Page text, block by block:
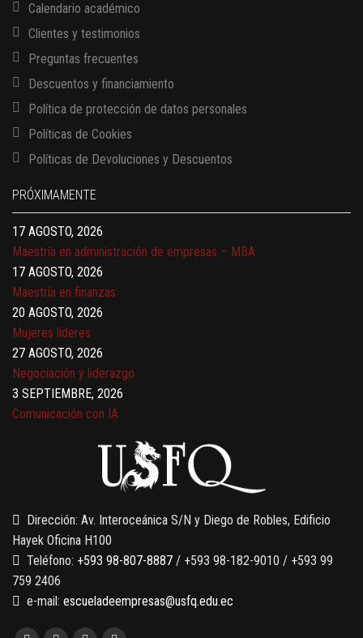
Calendario académico
Clientes y testimonios
Preguntas frecuentes
Descuentos y financiamiento
Política de protección de datos personales
Políticas de Cookies
Políticas de Devoluciones y Descuentos
PRÓXIMAMENTE
13 AGOSTO, 2026
17 AGOSTO, 2026
Gerencia de empresas familiares
17 AGOSTO, 2026
Maestría en administración de empresas – MBA
17 AGOSTO, 2026
Maestría en finanzas
20 AGOSTO, 2026
Mujeres líderes
27 AGOSTO, 2026
Negociación y liderazgo
3 SEPTIEMBRE, 2026
Comunicación con IA
Gobernanza de datos
13 AGOSTO, 2026
Finanzas para no financieros
Dirección: Av. Interoceánica S/N y Diego de Robles, Edificio
Hayek Oficina H100
Teléfono: +593 98-807-8887 / +593 98-182-9010 / +593 99
759 2406
e-mail: escueladeempresas@usfq.edu.ec